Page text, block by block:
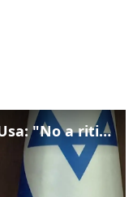
Netanyahu respinge piano Usa: "No a ritiro Idf senza disarmo Hamas"